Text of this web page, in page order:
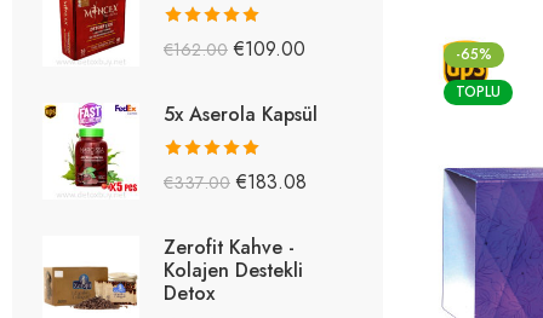
-65%
TOPLU
5 üzerinden
€162.00 €109.00
5x Aserola Kapsül
5 üzerinden
€337.00 €183.08
Zerofit Kahve -
Kolajen Destekli
Detox